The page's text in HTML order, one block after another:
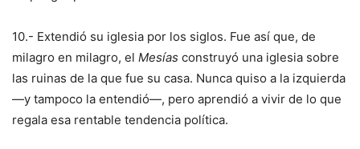
10.- Extendió su iglesia por los siglos. Fue así que, de
milagro en milagro, el Mesías construyó una iglesia sobre
las ruinas de la que fue su casa. Nunca quiso a la izquierda
—y tampoco la entendió—, pero aprendió a vivir de lo que
regala esa rentable tendencia política.